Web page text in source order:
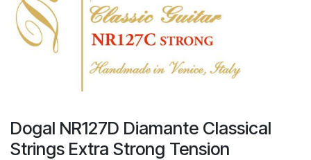
Dogal NR127D Diamante Classical
Strings Extra Strong Tension